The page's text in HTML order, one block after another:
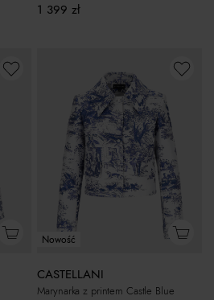
1 399 zł
Nowość
CASTELLANI
Marynarka z printem Castle Blue